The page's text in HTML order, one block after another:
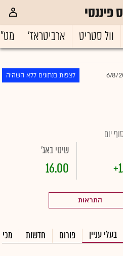
פיננסי
וול סטריט ארביטראז'
6/8/ לצפות בנתונים ללא השהיה
סוף יום
שינוי באג'
16.00
התראות
בעלי עניין פורום חדשות